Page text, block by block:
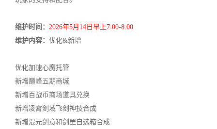
维护时间：2026年5月14日早上7:00-8:00
维护内容：优化&新增
优化加速心魔托管
新增巅峰五期商城
新增百战币商场道具兑换
新增凌霄剑域飞剑神技合成
新增混元剑意和剑罡自选箱合成